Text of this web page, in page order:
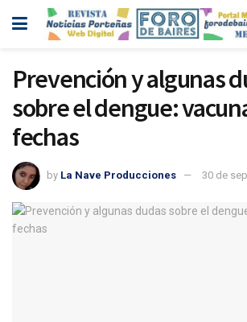
Prevención y algunas
sobre el dengue:
fechas
by La Nave Producciones 30 de